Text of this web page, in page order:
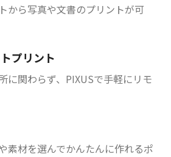
から写真や文書のプリントが可
プリント
に関わらず、PIXUSで手軽にリモ
素材を選んでかんたんに作れるポ